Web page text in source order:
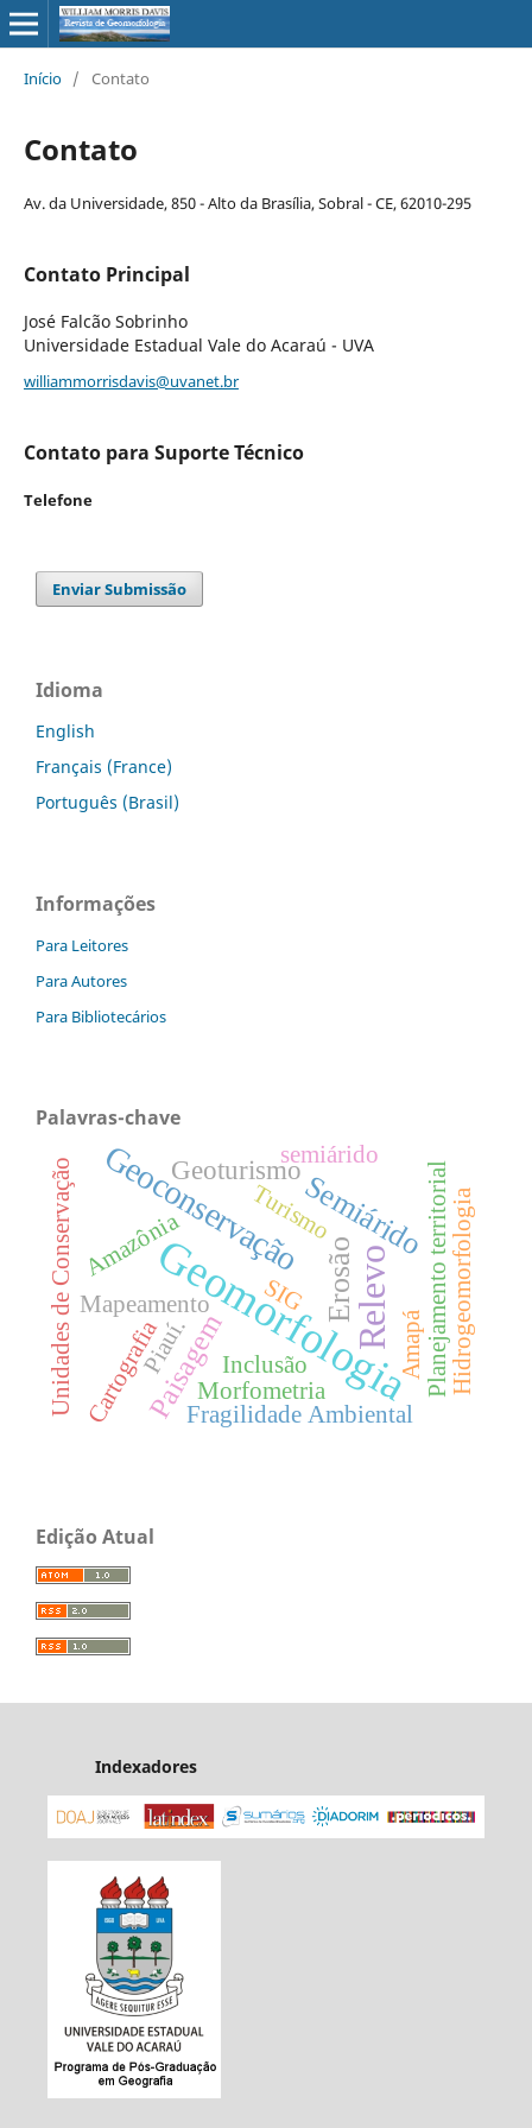
Início / Contato
Contato
Av. da Universidade, 850 - Alto da Brasília, Sobral - CE, 62010-295
Contato Principal
José Falcão Sobrinho
Universidade Estadual Vale do Acaraú - UVA
williammorrisdavis@uvanet.br
Contato para Suporte Técnico
Telefone
Enviar Submissão
Idioma
English
Français (France)
Português (Brasil)
Informações
Para Leitores
Para Autores
Para Bibliotecários
Palavras-chave
Geomorfologia
Relevo
GeoconservaçãoSemiárido
Erosão
Paisagem
Geoturismo
Fragilidade Ambiental
Turismo Planejamento territorial
Mapeamento
Unidades de Conservação Morfometria
Amazônia
Amapá
Inclusão
Cartografia
semiárido
SIG Hidrogeomorfologia
Piauí.
Edição Atual
Indexadores